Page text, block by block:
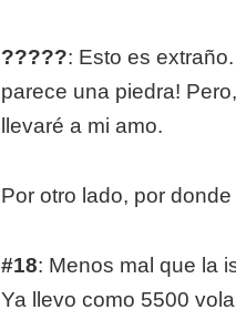
?????: Esto es
parece una piedra!
llevaré a mi amo.
Por otro lado, por
#18: Menos mal que la
Ya llevo como 5500